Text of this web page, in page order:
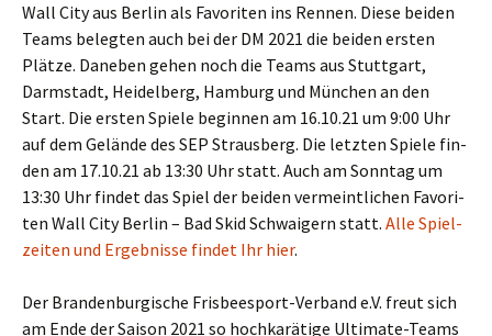
Wall City aus Ber­lin als Favo­ri­ten ins Ren­nen. Die­se bei­den
Teams beleg­ten auch bei der DM 2021 die bei­den ers­ten
Plät­ze. Dane­ben gehen noch die Teams aus Stutt­gart,
Darm­stadt, Hei­del­berg, Ham­burg und Mün­chen an den
Start. Die ers­ten Spie­le begin­nen am 16.10.21 um 9:00 Uhr
auf dem Gelän­de des SEP Straus­berg. Die letz­ten Spie­le fin­
den am 17.10.21 ab 13:30 Uhr statt. Auch am Sonn­tag um
13:30 Uhr fin­det das Spiel der bei­den ver­meint­li­chen Favo­ri­
ten Wall City Ber­lin – Bad Skid Schwai­gern statt. Alle Spiel­
zei­ten und Ergeb­nis­se fin­det Ihr hier.
Der Bran­den­bur­gi­sche Fris­bee­s­port-Ver­band e.V. freut sich
am Ende der Sai­son 2021 so hoch­ka­rä­ti­ge Ulti­ma­te-Teams